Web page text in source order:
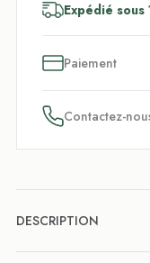
Expédié
Paiement
Contactez-
DESCRIPTION